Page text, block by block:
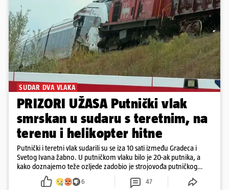
SUDAR DVA VLAKA
PRIZORI UŽASA Putnički vlak
smrskan u sudaru s teretnim, na
terenu i helikopter hitne
Putnički i teretni vlak sudarili su se iza 10 sati između Gradeca i
Svetog Ivana žabno. U putničkom vlaku bilo je 20-ak putnika, a
kako doznajemo teže ozljede zadobio je strojovođa putničkog
vlaka. Zatvoren je promet, a fotoreporteri Prigorskog objavili su
prve snimke s mjesta sudara
6 47